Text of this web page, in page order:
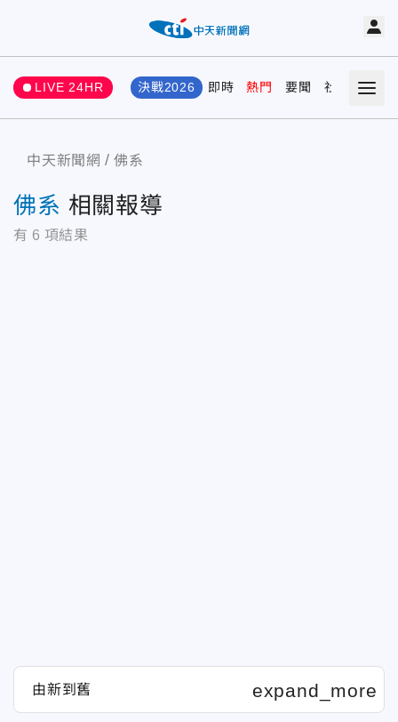
LIVE 24HR 決戰2026 即時 熱門 要聞 社會 娛樂
中天新聞網 佛系
佛系 相關報導
有 6 項結果